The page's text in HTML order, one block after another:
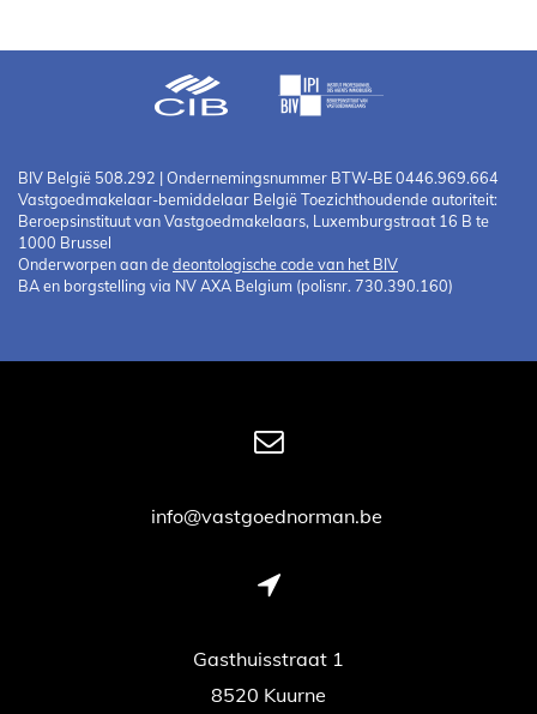
BIV België 508.292 | Ondernemingsnummer BTW-BE 0446.969.664
Vastgoedmakelaar-bemiddelaar België Toezichthoudende autoriteit:
Beroepsinstituut van Vastgoedmakelaars, Luxemburgstraat 16 B te
1000 Brussel
Onderworpen aan dedeontologische code van het BIV
BA en borgstelling via NV AXA Belgium (polisnr. 730.390.160)
info@vastgoednorman.be
Gasthuisstraat 1
8520 Kuurne